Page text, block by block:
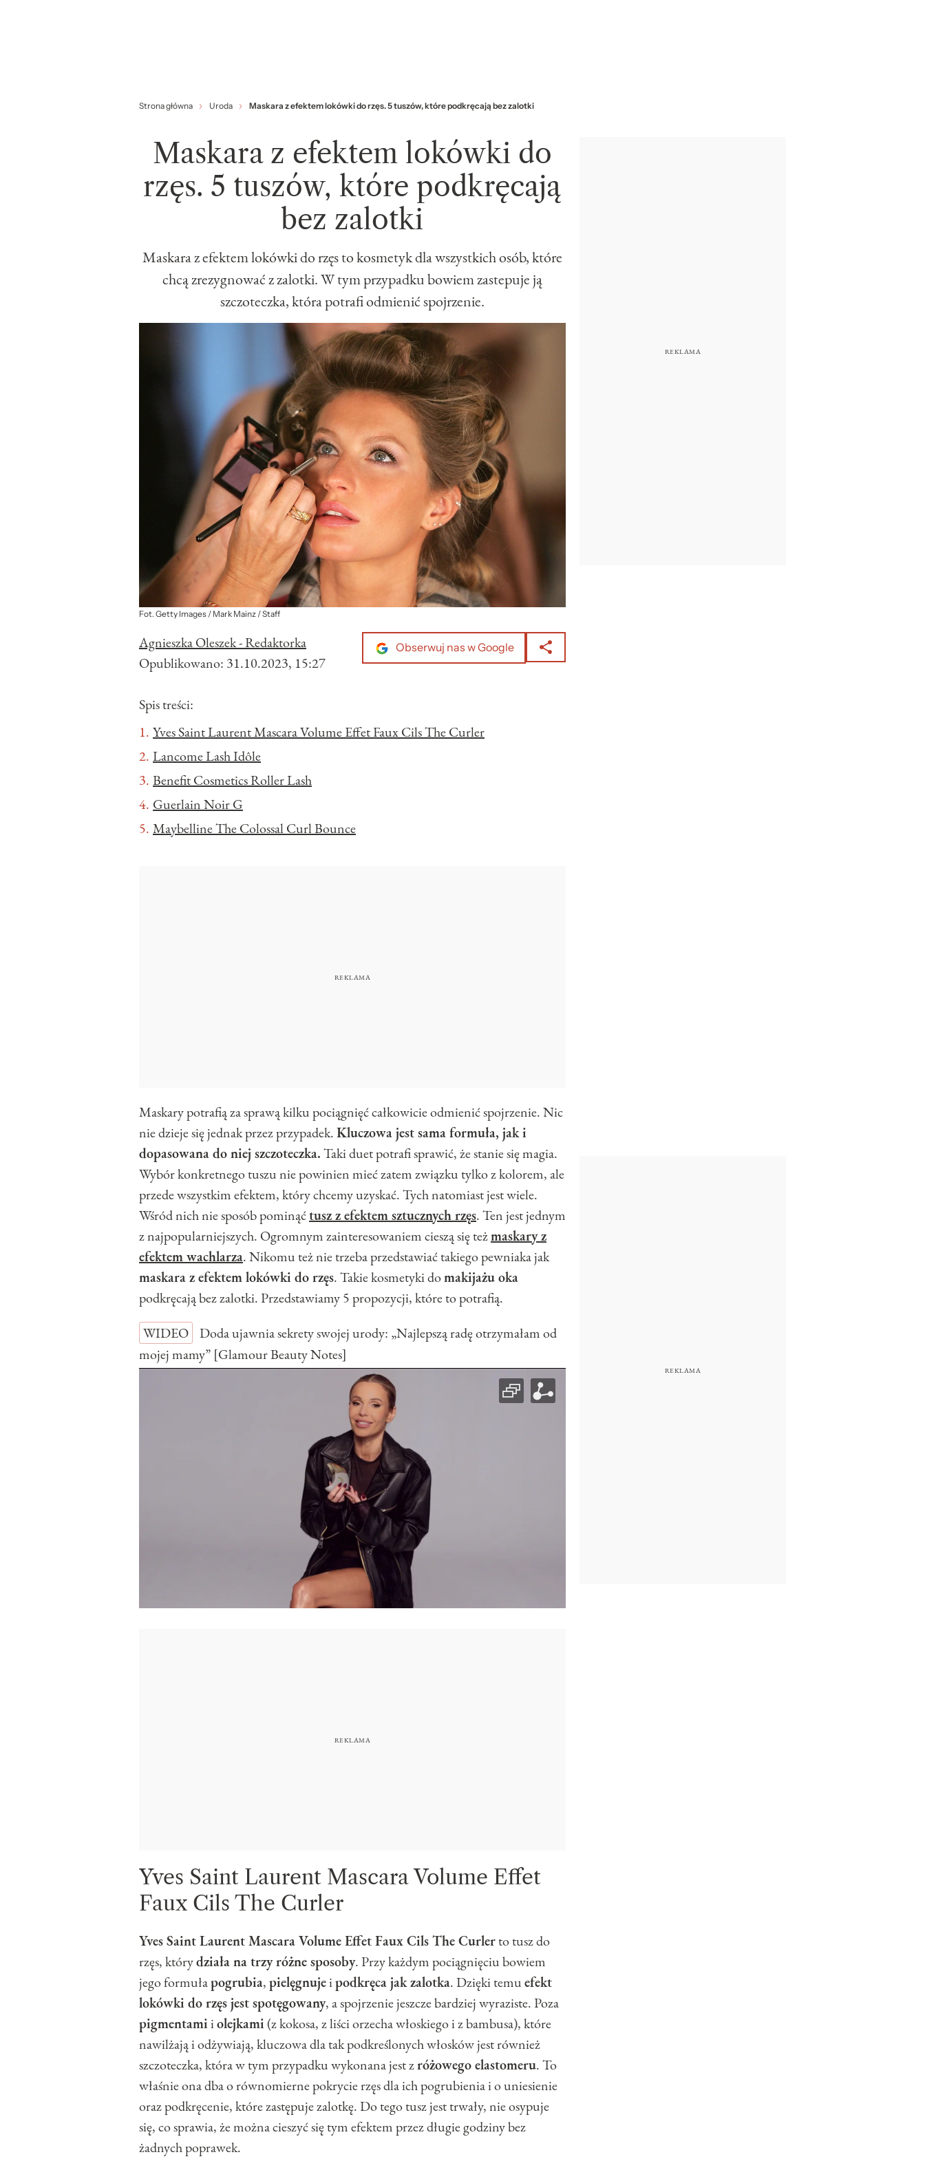
Strona główna Uroda Maskara z efektem lokówki do rzęs. 5 tuszów, które podkręcają bez zalotki
Maskara z efektem lokówki do
rzęs. 5 tuszów, które podkręcają
bez zalotki
Maskara z efektem lokówki do rzęs to kosmetyk dla wszystkich osób, które
chcą zrezygnować z zalotki. W tym przypadku bowiem zastepuje ją
szczoteczka, która potrafi odmienić spojrzenie.
Fot. Getty Images / Mark Mainz / Staff
Agnieszka Oleszek - Redaktorka
Opublikowano: 31.10.2023, 15:27
Obserwuj nas w Google
Spis treści:
Yves Saint Laurent Mascara Volume Effet Faux Cils The Curler
Lancome Lash Idôle
Benefit Cosmetics Roller Lash
Guerlain Noir G
Maybelline The Colossal Curl Bounce
Maskary potrafią za sprawą kilku pociągnięć całkowicie odmienić spojrzenie. Nic
nie dzieje się jednak przez przypadek.Kluczowa jest sama formuła, jak i
dopasowana do niej szczoteczka.Taki duet potrafi sprawić, że stanie się magia.
Wybór konkretnego tuszu nie powinien mieć zatem związku tylko z kolorem, ale
przede wszystkim efektem, który chcemy uzyskać. Tych natomiast jest wiele.
Wśród nich nie sposób pominąćtusz z efektem sztucznych rzęs. Ten jest jednym
z najpopularniejszych. Ogromnym zainteresowaniem cieszą się teżmaskary z
efektem wachlarza. Nikomu też nie trzeba przedstawiać takiego pewniaka jak
maskara z efektem lokówki do rzęs. Takie kosmetyki domakijażu oka
podkręcają bez zalotki. Przedstawiamy 5 propozycji, które to potrafią.
WIDEO
Doda ujawnia sekrety swojej urody: „Najlepszą radę otrzymałam od
mojej mamy” [Glamour Beauty Notes]
Yves Saint Laurent Mascara Volume Effet
Faux Cils The Curler
Yves Saint Laurent Mascara Volume Effet Faux Cils The Curlerto tusz do
rzęs, którydziała na trzy różne sposoby. Przy każdym pociągnięciu bowiem
jego formułapogrubia,pielęgnujeipodkręca jak zalotka. Dzięki temuefekt
lokówki do rzęs jest spotęgowany, a spojrzenie jeszcze bardziej wyraziste. Poza
pigmentamiiolejkami(z kokosa, z liści orzecha włoskiego i z bambusa), które
nawilżają i odżywiają, kluczowa dla tak podkreślonych włosków jest również
szczoteczka, która w tym przypadku wykonana jest zróżowego elastomeru. To
właśnie ona dba o równomierne pokrycie rzęs dla ich pogrubienia i o uniesienie
oraz podkręcenie, które zastępuje zalotkę. Do tego tusz jest trwały, nie osypuje
się, co sprawia, że można cieszyć się tym efektem przez długie godziny bez
żadnych poprawek.